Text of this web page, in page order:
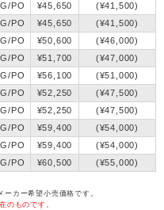
PO ¥45,650
(¥41,500)
PO ¥45,650 (¥41,500)
PO ¥50,600
(¥46,000)
PO ¥51,700
(¥47,000)
PO ¥56,100
(¥51,000)
PO ¥52,250
(¥47,500)
PO ¥52,250 (¥47,500)
PO ¥59,400
(¥54,000)
PO ¥59,400
(¥54,000)
PO ¥60,500 (¥55,000)
カー希望小売価格です。
のものです。